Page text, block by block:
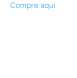
Compre aqui